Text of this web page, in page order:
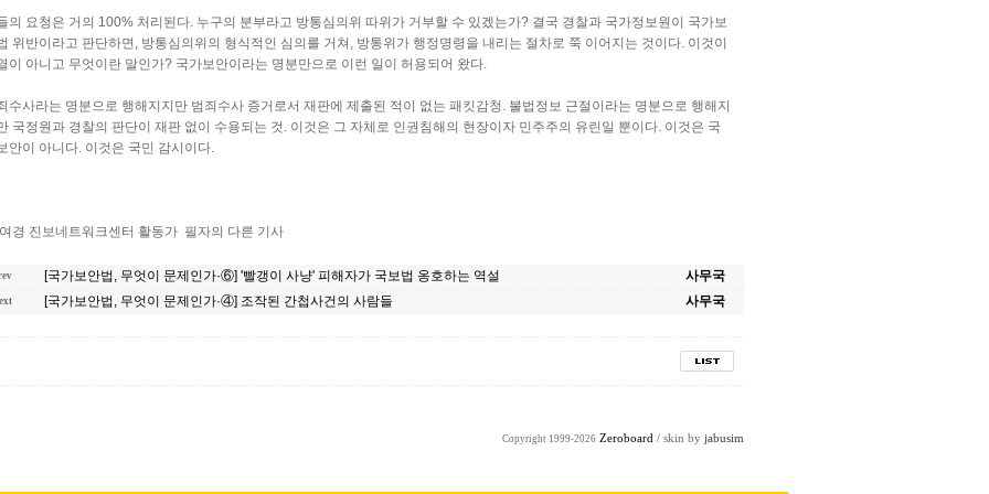
의 요청은 거의 100% 처리된다. 누구의 분부라고 방통심의위 따위가 거부할 수 있겠는가? 결국 경찰과 국가정보원이 국가보
위반이라고 판단하면, 방통심의위의 형식적인 심의를 거쳐, 방통위가 행정명령을 내리는 절차로 쭉 이어지는 것이다. 이것이
이 아니고 무엇이란 말인가? 국가보안이라는 명분만으로 이런 일이 허용되어 왔다.
수사라는 명분으로 행해지지만 범죄수사 증거로서 재판에 제출된 적이 없는 패킷감청. 불법정보 근절이라는 명분으로 행해지
국정원과 경찰의 판단이 재판 없이 수용되는 것. 이것은 그 자체로 인권침해의 현장이자 민주주의 유린일 뿐이다. 이것은 국
안이 아니다. 이것은 국민 감시이다.
경 진보네트워크센터 활동가 필자의 다른 기사
[국가보안법, 무엇이 문제인가·⑥] '빨갱이 사냥' 피해자가 국보법 옹호하는 역설 사무국
[국가보안법, 무엇이 문제인가·④] 조작된 간첩사건의 사람들 사무국
Copyright 1999-2026 Zeroboard / skin by jabusim